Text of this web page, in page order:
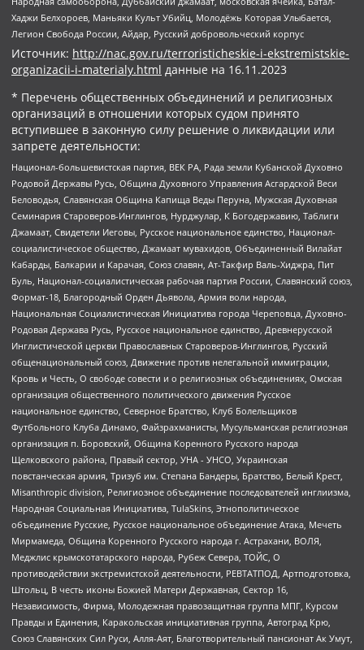
Хаджи Белхороев, Маньяки Культ Убийц, Молодёжь Которая Улыбается,
Легион Свобода России, Айдар, Русский добровольческий корпус
Источник: http://nac.gov.ru/terroristicheskie-i-ekstremistskie-
organizacii-i-materialy.html данные на 16.11.2023
* Перечень общественных объединений и религиозных
организаций в отношении которых судом принято
вступившее в законную силу решение о ликвидации или
запрете деятельности:
Национал-большевистская партия, ВЕК РА, Рада земли Кубанской Духовно
Родовой Державы Русь, Община Духовного Управления Асгардской Веси
Беловодья, Славянская Община Капища Веды Перуна, Мужская Духовная
Семинария Староверов-Инглингов, Нурджулар, К Богодержавию, Таблиги
Джамаат, Свидетели Иеговы, Русское национальное единство, Национал-
социалистическое общество, Джамаат мувахидов, Объединенный Вилайат
Кабарды, Балкарии и Карачая, Союз славян, Ат-Такфир Валь-Хиджра, Пит
Буль, Национал-социалистическая рабочая партия России, Славянский союз,
Формат-18, Благородный Орден Дьявола, Армия воли народа,
Национальная Социалистическая Инициатива города Череповца, Духовно-
Родовая Держава Русь, Русское национальное единство, Древнерусской
Инглистической церкви Православных Староверов-Инглингов, Русский
общенациональный союз, Движение против нелегальной иммиграции,
Кровь и Честь, О свободе совести и о религиозных объединениях, Омская
организация общественного политического движения Русское
национальное единство, Северное Братство, Клуб Болельщиков
Футбольного Клуба Динамо, Файзрахманисты, Мусульманская религиозная
организация п. Боровский, Община Коренного Русского народа
Щелковского района, Правый сектор, УНА - УНСО, Украинская
повстанческая армия, Тризуб им. Степана Бандеры, Братство, Белый Крест,
Misanthropic division, Религиозное объединение последователей инглиизма,
Народная Социальная Инициатива, TulaSkins, Этнополитическое
объединение Русские, Русское национальное объединение Атака, Мечеть
Мирмамеда, Община Коренного Русского народа г. Астрахани, ВОЛЯ,
Меджлис крымскотатарского народа, Рубеж Севера, ТОЙС, О
противодействии экстремистской деятельности, РЕВТАТПОД, Артподготовка,
Штольц, В честь иконы Божией Матери Державная, Сектор 16,
Независимость, Фирма, Молодежная правозащитная группа МПГ, Курсом
Правды и Единения, Каракольская инициативная группа, Автоград Крю,
Союз Славянских Сил Руси, Алля-Аят, Благотворительный пансионат Ак Умут,